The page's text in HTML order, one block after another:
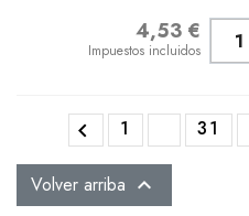
4,53 €
Impuestos incluidos
 1 31
Volver arriba 